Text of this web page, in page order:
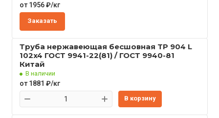
от 1956 ₽/кг
Заказать
Труба нержавеющая бесшовная TP 904 L
102x4 ГОСТ 9941-22(81) / ГОСТ 9940-81
Китай
В наличии
от 1881 ₽/кг
В корзину